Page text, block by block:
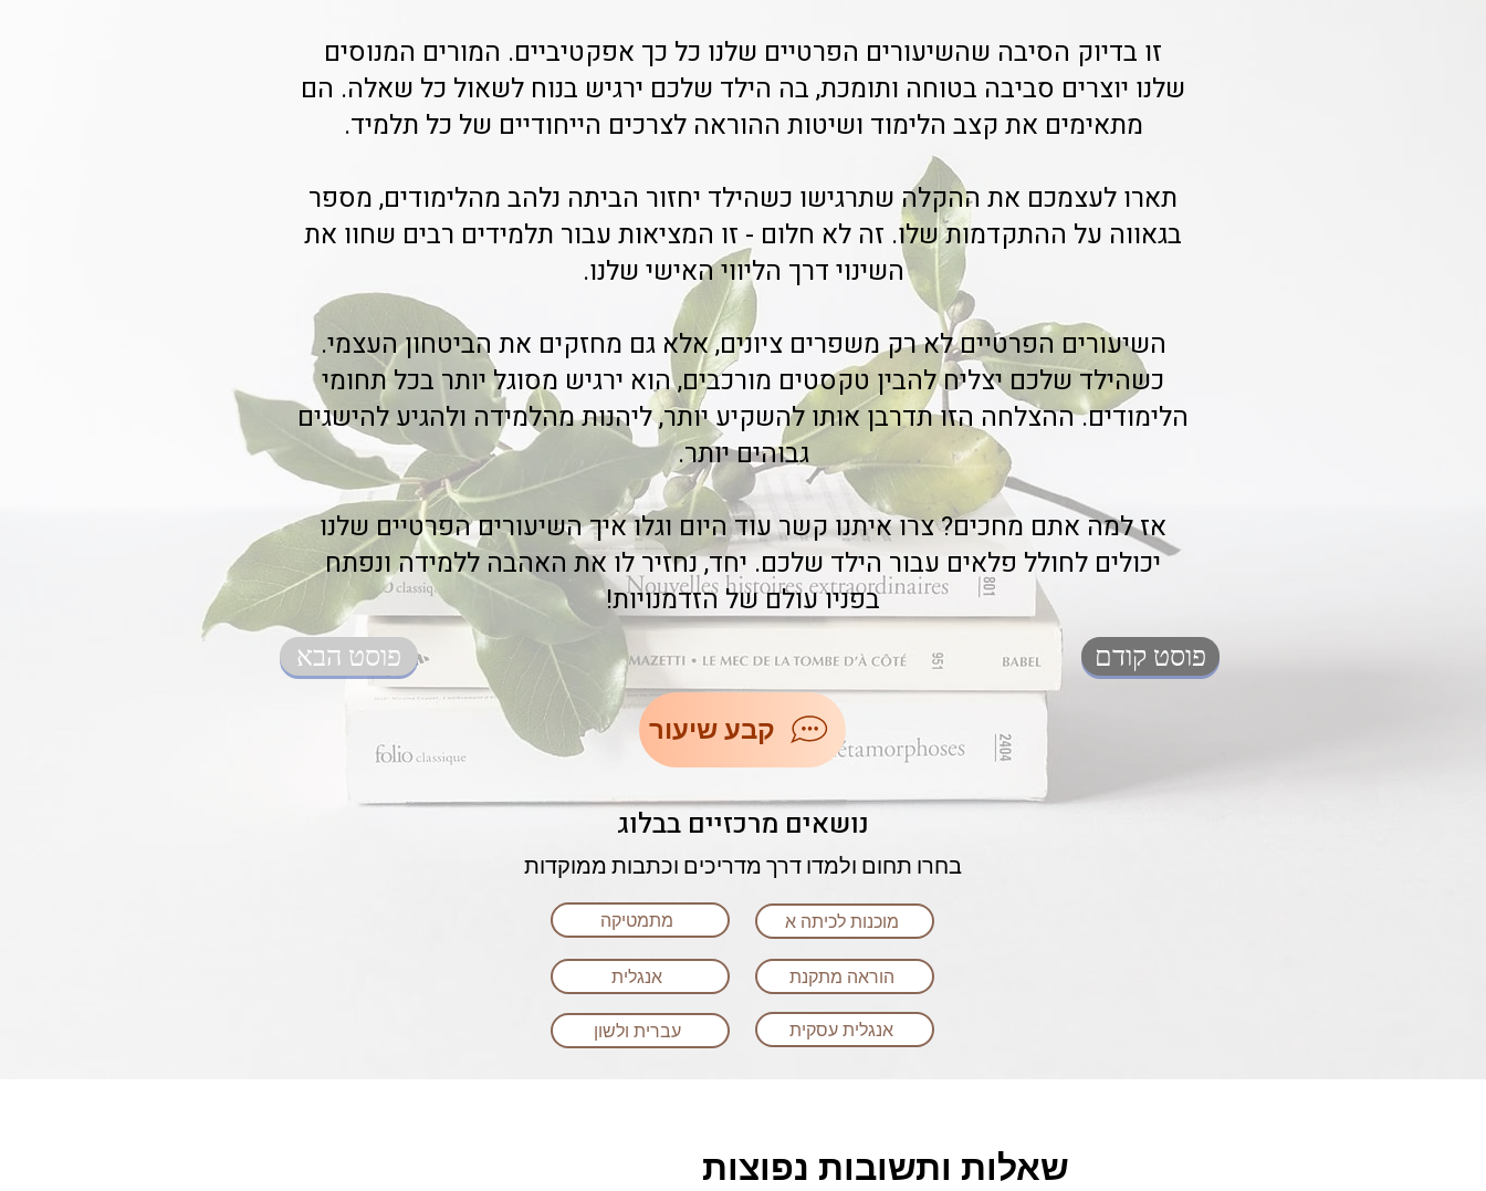
זו בדיוק הסיבה שהשיעורים הפרטיים שלנו כל כך אפקטיביים. המורים המנוסים
שלנו יוצרים סביבה בטוחה ותומכת, בה הילד שלכם ירגיש בנוח לשאול כל שאלה. הם
מתאימים את קצב הלימוד ושיטות ההוראה לצרכים הייחודיים של כל תלמיד.
תארו לעצמכם את ההקלה שתרגישו כשהילד יחזור הביתה נלהב מהלימודים, מספר
בגאווה על ההתקדמות שלו. זה לא חלום - זו המציאות עבור תלמידים רבים שחוו את
השינוי דרך הליווי האישי שלנו.
השיעורים הפרטיים לא רק משפרים ציונים, אלא גם מחזקים את הביטחון העצמי.
כשהילד שלכם יצליח להבין טקסטים מורכבים, הוא ירגיש מסוגל יותר בכל תחומי
הלימודים. ההצלחה הזו תדרבן אותו להשקיע יותר, ליהנות מהלמידה ולהגיע להישגים
גבוהים יותר.
אז למה אתם מחכים? צרו איתנו קשר עוד היום וגלו איך השיעורים הפרטיים שלנו
יכולים לחולל פלאים עבור הילד שלכם. יחד, נחזיר לו את האהבה ללמידה ונפתח
בפניו עולם של הזדמנויות!
פוסט הבא פוסט קודם
קבע שיעור
נושאים מרכזיים בבלוג
בחרו תחום ולמדו דרך מדריכים וכתבות ממוקדות
מוכנות לכיתה א מתמטיקה
הוראה מתקנת
אנגלית עסקית
אנגלית
עברית ולשון
שאלות ותשובות נפוצות